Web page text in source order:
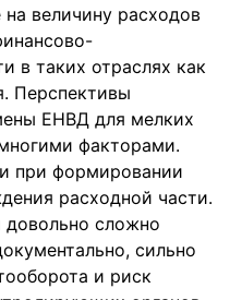
величину расходов
в таких отраслях как
Перспективы
ЕНВД для мелких
факторами.
при формировании
расходной части.
сложно
сильно
и риск